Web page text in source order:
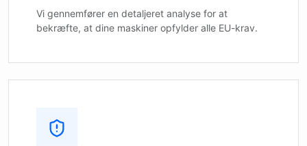
Vi gennemfører en detaljeret analyse for at
bekræfte, at dine maskiner opfylder alle EU-krav.